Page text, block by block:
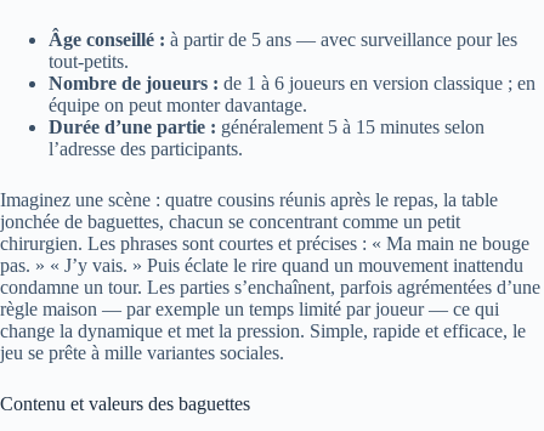
Âge conseillé : à partir de 5 ans — avec surveillance pour les
tout-petits.
Nombre de joueurs : de 1 à 6 joueurs en version classique ; en
équipe on peut monter davantage.
Durée d’une partie : généralement 5 à 15 minutes selon
l’adresse des participants.
Imaginez une scène : quatre cousins réunis après le repas, la table
jonchée de baguettes, chacun se concentrant comme un petit
chirurgien. Les phrases sont courtes et précises : « Ma main ne bouge
pas. » « J’y vais. » Puis éclate le rire quand un mouvement inattendu
condamne un tour. Les parties s’enchaînent, parfois agrémentées d’une
règle maison — par exemple un temps limité par joueur — ce qui
change la dynamique et met la pression. Simple, rapide et efficace, le
jeu se prête à mille variantes sociales.
Contenu et valeurs des baguettes